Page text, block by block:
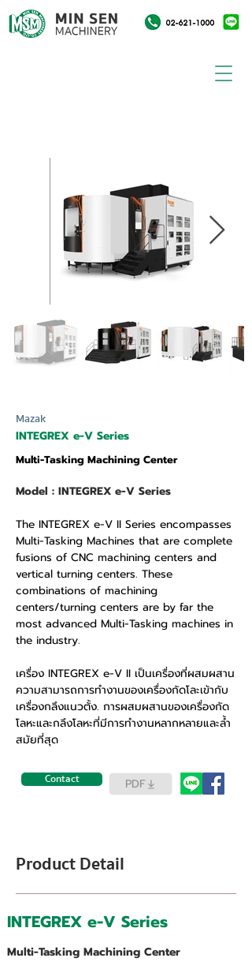
Mazak
INTEGREX e-V Series
Multi-Tasking Machining Center
Model : INTEGREX e-V Series
The INTEGREX e-V II Series encompasses
Multi-Tasking Machines that are complete
fusions of CNC machining centers and
vertical turning centers. These
combinations of machining
centers/turning centers are by far the
most advanced Multi-Tasking machines in
the industry.
เครื่อง INTEGREX e-V II เป็นเครื่องที่ผสมผสาน
ความสามารถการทำงานของเครื่องกัดโละเข้ากับ
เครื่องกลึงแนวตั้ง. การผสมผสานของเครื่องกัด
โลหะและกลึงโลหะที่มีการทำงานหลากหลายและล้ำ
สมัยที่สุด
Contact PDF
Product Detail
INTEGREX e-V Series
Multi-Tasking Machining Center